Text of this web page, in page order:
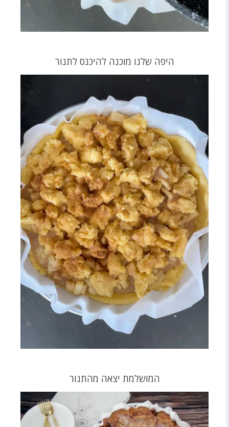
היפה שלנו מוכנה להיכנס לתנור
המושלמת יצאה מהתנור